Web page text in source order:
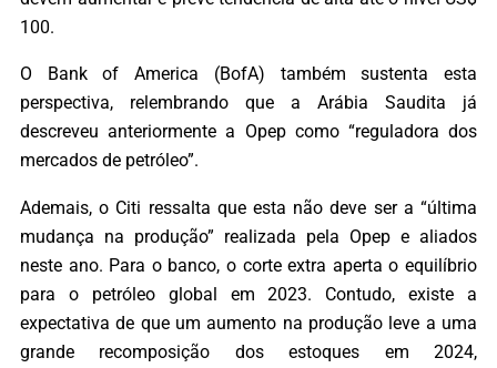
100.
O Bank of America (BofA) também sustenta esta
perspectiva, relembrando que a Arábia Saudita já
descreveu anteriormente a Opep como “reguladora dos
mercados de petróleo”.
Ademais, o Citi ressalta que esta não deve ser a “última
mudança na produção” realizada pela Opep e aliados
neste ano. Para o banco, o corte extra aperta o equilíbrio
para o petróleo global em 2023. Contudo, existe a
expectativa de que um aumento na produção leve a uma
grande recomposição dos estoques em 2024,